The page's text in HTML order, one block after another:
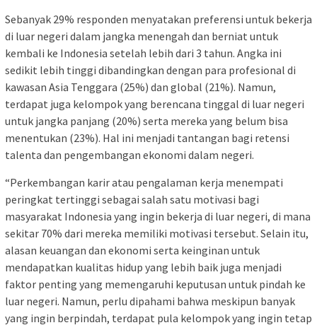
Sebanyak 29% responden menyatakan preferensi untuk bekerja
di luar negeri dalam jangka menengah dan berniat untuk
kembali ke Indonesia setelah lebih dari 3 tahun. Angka ini
sedikit lebih tinggi dibandingkan dengan para profesional di
kawasan Asia Tenggara (25%) dan global (21%). Namun,
terdapat juga kelompok yang berencana tinggal di luar negeri
untuk jangka panjang (20%) serta mereka yang belum bisa
menentukan (23%). Hal ini menjadi tantangan bagi retensi
talenta dan pengembangan ekonomi dalam negeri.
“Perkembangan karir atau pengalaman kerja menempati
peringkat tertinggi sebagai salah satu motivasi bagi
masyarakat Indonesia yang ingin bekerja di luar negeri, di mana
sekitar 70% dari mereka memiliki motivasi tersebut. Selain itu,
alasan keuangan dan ekonomi serta keinginan untuk
mendapatkan kualitas hidup yang lebih baik juga menjadi
faktor penting yang memengaruhi keputusan untuk pindah ke
luar negeri. Namun, perlu dipahami bahwa meskipun banyak
yang ingin berpindah, terdapat pula kelompok yang ingin tetap